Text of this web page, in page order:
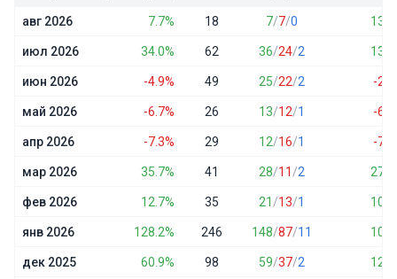
авг 2026 7.7% 18 7/7/0 13.5
июл 2026 34.0% 62 36/24/2 13.7
июн 2026 -4.9% 49 25/22/2 -2.4
май 2026 -6.7% 26 13/12/1 -6.4
апр 2026 -7.3% 29 12/16/1 -7.8
мар 2026 35.7% 41 28/11 /2 27.1
фев 2026 12.7% 35 21 /13/1 10.6
янв 2026 128.2% 246 148/87/11 10.4
дек 2025 60.9% 98 59/37/2 12.4